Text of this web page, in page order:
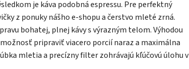
je káva podobná espressu. Pre perfektný
z ponuky nášho e-shopu a čerstvo mleté zrná.
bohatej, plnej kávy s výrazným telom. Výhodou
pripraviť viacero porcií naraz a maximálna
mletia a precízny filter zohrávajú kľúčovú úlohu v